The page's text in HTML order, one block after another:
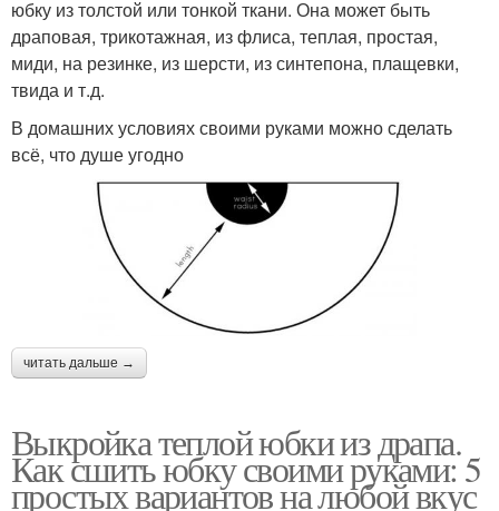
юбку из толстой или тонкой ткани. Она может быть
драповая, трикотажная, из флиса, теплая, простая,
миди, на резинке, из шерсти, из синтепона, плащевки,
твида и т.д.
В домашних условиях своими руками можно сделать
всё, что душе угодно
читать дальше →
Выкройка теплой юбки из драпа.
Как сшить юбку своими руками: 5
простых вариантов на любой вкус